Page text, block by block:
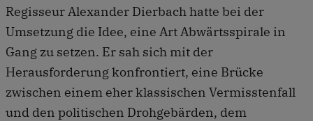
Regisseur Alexander Dierbach hatte bei der
Umsetzung die Idee, eine Art Abwärtsspirale in
Gang zu setzen. Er sah sich mit der
Herausforderung konfrontiert, eine Brücke
zwischen einem eher klassischen Vermisstenfall
und den politischen Drohgebärden, dem